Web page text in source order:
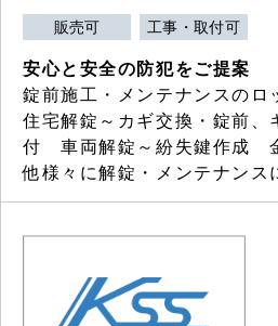
販売可 工事・取付可
安心と安全の防犯をご提案
錠前施工・メンテナンスのロ
住宅解錠～カギ交換・錠前、
付 車両解錠～紛失鍵作成
他様々に解錠・メンテナンス